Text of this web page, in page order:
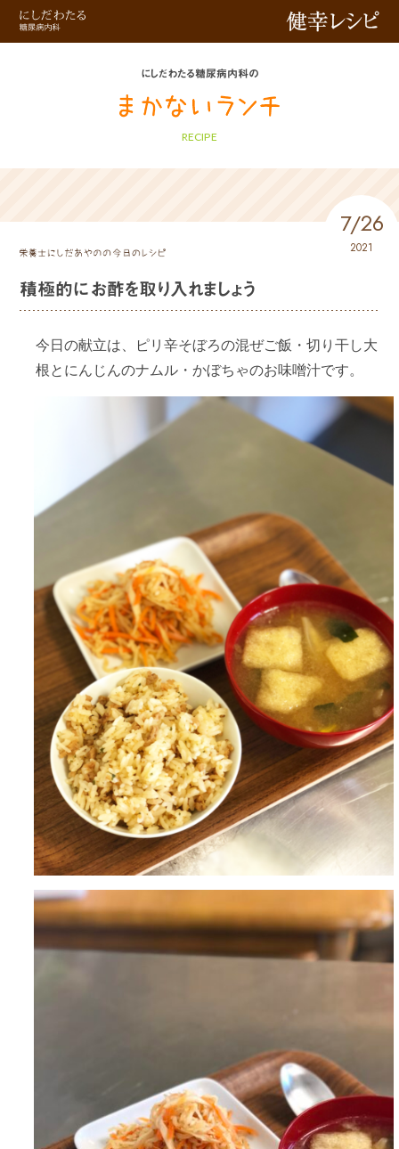
健幸レシピ
にしだわたる糖尿病内科の
RECIPE
7/26
2021
積極的にお酢を取り入れましょう
今日の献立は、ピリ辛そぼろの混ぜご飯・切り干し大
根とにんじんのナムル・かぼちゃのお味噌汁です。